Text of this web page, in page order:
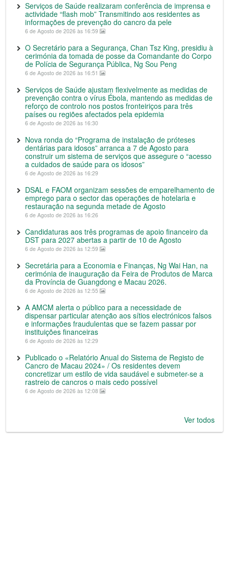
Serviços de Saúde realizaram conferência de imprensa e
actividade “flash mob” Transmitindo aos residentes as
informações de prevenção do cancro da pele
6 de Agosto de 2026 às 16:59
O Secretário para a Segurança, Chan Tsz King, presidiu à
cerimónia da tomada de posse da Comandante do Corpo
de Polícia de Segurança Pública, Ng Sou Peng
6 de Agosto de 2026 às 16:51
Serviços de Saúde ajustam flexivelmente as medidas de
prevenção contra o vírus Ébola, mantendo as medidas de
reforço de controlo nos postos fronteiriços para três
países ou regiões afectados pela epidemia
6 de Agosto de 2026 às 16:30
Nova ronda do “Programa de instalação de próteses
dentárias para idosos” arranca a 7 de Agosto para
construir um sistema de serviços que assegure o “acesso
a cuidados de saúde para os idosos”
6 de Agosto de 2026 às 16:29
DSAL e FAOM organizam sessões de emparelhamento de
emprego para o sector das operações de hotelaria e
restauração na segunda metade de Agosto
6 de Agosto de 2026 às 16:26
Candidaturas aos três programas de apoio financeiro da
DST para 2027 abertas a partir de 10 de Agosto
6 de Agosto de 2026 às 12:59
Secretária para a Economia e Finanças, Ng Wai Han, na
cerimónia de inauguração da Feira de Produtos de Marca
da Província de Guangdong e Macau 2026.
6 de Agosto de 2026 às 12:55
A AMCM alerta o público para a necessidade de
dispensar particular atenção aos sítios electrónicos falsos
e informações fraudulentas que se fazem passar por
instituições financeiras
6 de Agosto de 2026 às 12:29
Publicado o «Relatório Anual do Sistema de Registo de
Cancro de Macau 2024» / Os residentes devem
concretizar um estilo de vida saudável e submeter-se a
rastreio de cancros o mais cedo possível
6 de Agosto de 2026 às 12:08
Ver todos